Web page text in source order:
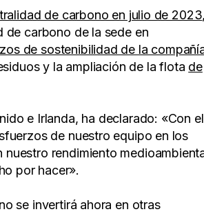
de carbono en julio de 2023,
de carbono de la sede en
de sostenibilidad de la
y la ampliación de la flota de
e Irlanda, ha declarado: «Con el
de nuestro equipo en los
rendimiento
por hacer».
se invertirá ahora en otras